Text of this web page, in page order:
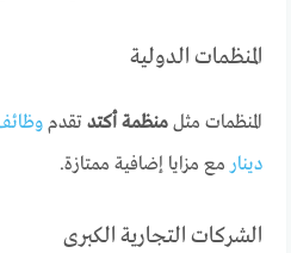
المنظمات الدولية
المنظمات مثلمنظمة أكتد تقدم
دينار مع مزايا إضافية ممتازة.
الشركات التجارية الكبرى